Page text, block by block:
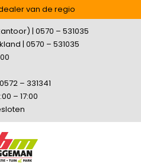
van de regio
| 0570 – 531035
| 0570 – 531035
– 331341
– 17:00